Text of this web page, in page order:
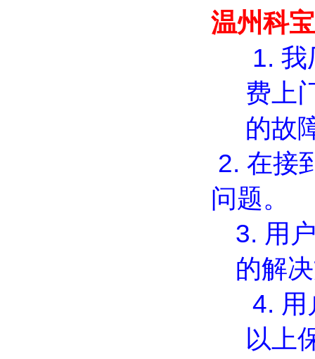
温州科
1. 我
费上
的故
2. 在接
问题。
3. 用
的解
4.
以上